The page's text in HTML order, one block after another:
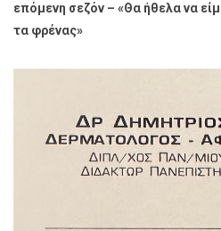
επόμενη σεζόν – «Θα ήθελα να
τα φρένας»